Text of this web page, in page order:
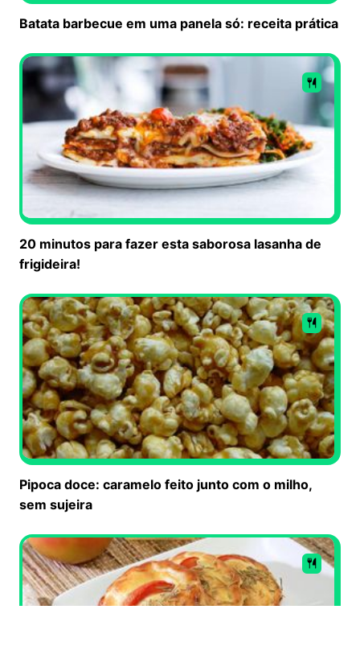
Batata barbecue em uma panela só: receita prática
20 minutos para fazer esta saborosa lasanha de
frigideira!
Pipoca doce: caramelo feito junto com o milho,
sem sujeira